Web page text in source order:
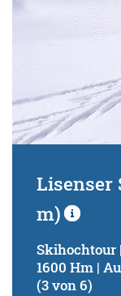
Lisenser
m)
Skihochtour
1600 Hm |
(3 von 6)